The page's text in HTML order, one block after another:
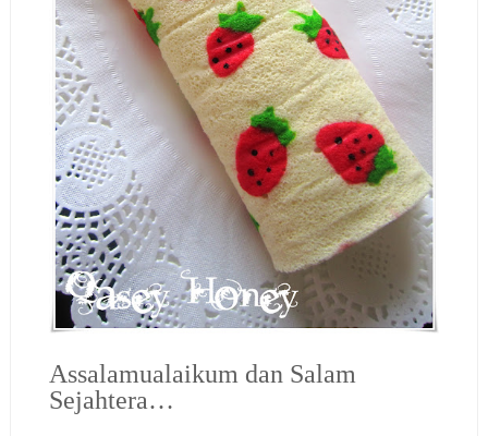
Assalamualaikum dan Salam
Sejahtera…